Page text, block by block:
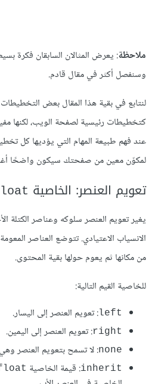
ملاحظة: يعرض المثالان السابقان فكرة
وسنفصل أكثر في مقال قادم.
لنتابع في بقية هذا المقال بعض التخطيطات
كتخطيطات رئيسية لصفحة الويب، لكنها
عند فهم طبيعة المهام التي يؤديها كل
لمكوّن معين من صفحتك سيكون واضحًا
تعويم العنصر: الخاصية
يغير تعويم العنصر سلوكه وعناصر الكتلة
الانسياب الاعتيادي. تتوضع العناصر
من مكانها ثم يعوم حولها بقية المحتوى.
للخاصية القيم التالية:
left: تعويم العنصر إلى اليسار.
right: تعويم العنصر إلى اليمين.
none: لا تسمح بتعويم العنصر وهي
inherit: قيمة الخاصية